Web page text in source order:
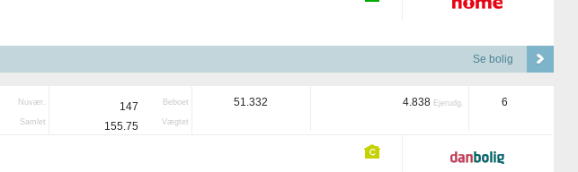
Se bolig
Nuvær.
Samlet
147 Beboet
155.75 Vægtet
51.332 4.838 Ejerudg. 6